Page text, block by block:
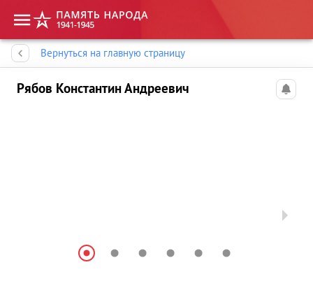
Вернуться на главную страницу
Рябов Константин Андреевич
Память народа